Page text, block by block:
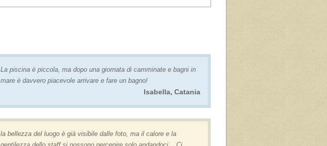
La piscina è piccola, ma dopo una giornata di camminate e bagni in
mare è davvero piacevole arrivare e fare un bagno!
Isabella, Catania
la bellezza del luogo è già visibile dalle foto, ma il calore e la